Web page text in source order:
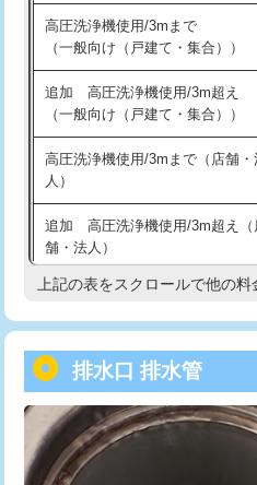
追加人工
廃棄・処分
※給水管工事は20mmまでの価
給水管工事※（ホール加工)
給水管工事※（バンド止め)
給水管工事※（支持金具設置)
給水管工事※（保温材使用（バ
め込み）)
給水管工事※（土の掘削・埋め
業)
給水管工事※（塩ビ管（VP・HI
用/3ｍまで)
用（追加）/3ｍ超え)
給水管工事※（ライニング鋼管
管・ポリ管・HT管使用/3ｍまで)
給水管工事※（ライニング鋼管・
高圧洗浄機使用/3mまで
（一般向け（戸建て・集合））
追加 高圧洗浄機使用/3m超え
（一般向け（戸建て・集合））
高圧洗浄機使用/3mまで（店舗・
人）
追加 高圧洗浄機使用/3m超え（
舗・法人）
高度高圧洗浄換
トーラー機使用/3mまで
追加トーラー機使用/3m超え
カメラ調査
上記の表をスクロールで他の料
排水口 排水管